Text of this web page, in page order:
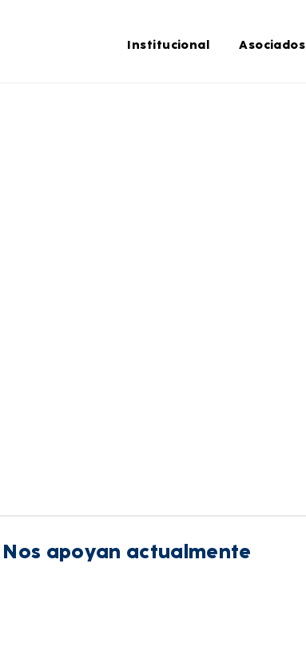
Institucional Asociados
Nos apoyan actualmente